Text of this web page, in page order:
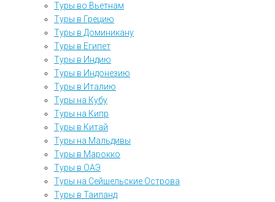
Туры во Вьетнам
Туры в Грецию
Туры в Доминикану
Туры в Египет
Туры в Индию
Туры в Индонезию
Туры в Италию
Туры на Кубу
Туры на Кипр
Туры в Китай
Туры на Мальдивы
Туры в Марокко
Туры в ОАЭ
Туры на Сейшельские Острова
Туры в Таиланд